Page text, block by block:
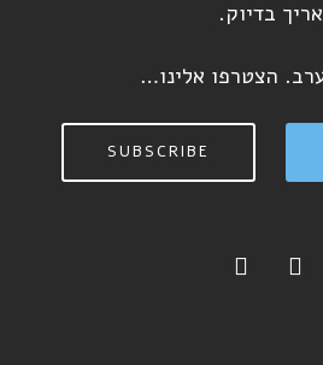
הצטרפו אלינו…
SUBSCRIBE